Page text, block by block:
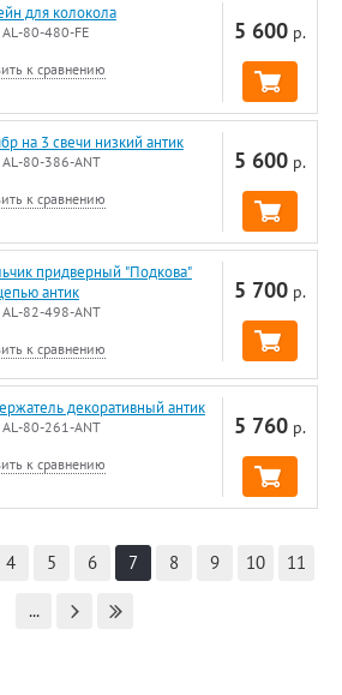
5 600 р.
для колокола
80-480-FE
к сравнению
5 600 р.
на 3 свечи низкий антик
80-386-ANT
к сравнению
5 700 р.
придверный "Подкова"
антик
82-498-ANT
к сравнению
5 760 р.
декоративный антик
80-261-ANT
к сравнению
4 5 6 7 8 9 10 11
...